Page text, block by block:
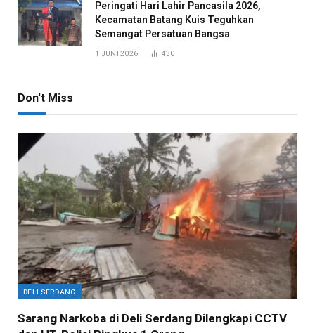
Peringati Hari Lahir Pancasila 2026,
Kecamatan Batang Kuis Teguhkan
Semangat Persatuan Bangsa
1 JUNI 2026 430
Don't Miss
DELI SERDANG
Sarang Narkoba di Deli Serdang Dilengkapi CCTV